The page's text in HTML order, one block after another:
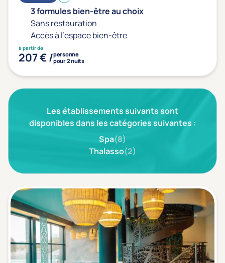
Sport
Yoga
Offres spéciales
Vente Flash & Promo
(1)
Offres spéciales Solo
Distance de chez vous
Km
Transports & hébergement
Soins sans hébergement
(1)
3 formules bien-être au choix
Sans restauration
Accès à l'espace bien-être
à partir de
207 € /personne
pour 2 nuits
Les établissements suivants sont
disponibles dans les catégories suivantes :
Spa(8)
Thalasso(2)